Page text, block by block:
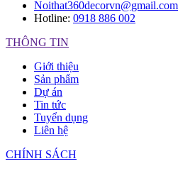
Noithat360decorvn@gmail.com
Hotline: 0918 886 002
THÔNG TIN
Giới thiệu
Sản phẩm
Dự án
Tin tức
Tuyển dụng
Liên hệ
CHÍNH SÁCH